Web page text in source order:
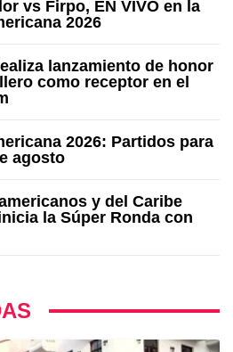
vs Firpo, EN VIVO en la
2026
lanzamiento de honor
como receptor en el
2026: Partidos para
agosto
y del Caribe
la Súper Ronda con